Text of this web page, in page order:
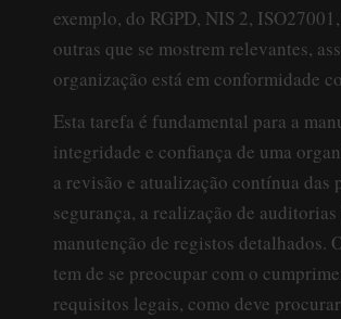
exemplo, do RGPD, NIS 2,
outras que se mostrem relevantes,
organização está em conformidade
Esta tarefa é fundamental para a
integridade e confiança de uma
a revisão e atualização contínua das
segurança, a realização de
manutenção de registos detalhados.
tem de se preocupar com o
requisitos legais, como deve